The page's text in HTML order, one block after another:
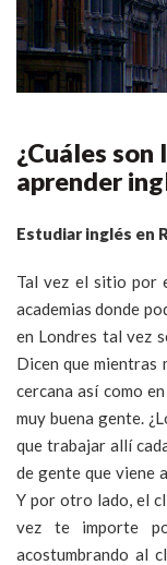
¿Cuáles son
aprender
Estudiar inglés en
Tal vez el sitio por
academias donde
en Londres tal vez
Dicen que mientras
cercana así como
muy buena gente.
que trabajar allí
de gente que viene a
Y por otro lado, el
vez te importe
acostumbrando al